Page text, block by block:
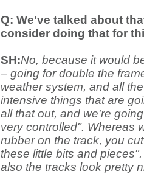
Q: We've talked about
consider doing that for
SH:No, because it would
– going for double the
weather system, and all
intensive things that are
all that out, and we're
very controlled". Whereas
rubber on the track, you
these little bits and
also the tracks look pretty